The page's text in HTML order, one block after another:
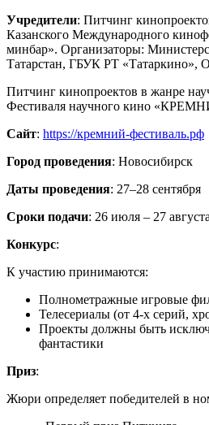
Учредители: Питчинг
Казанского Международного
минбар». Организаторы:
Татарстан, ГБУК РТ «Татаркино»,
Питчинг кинопроектов в жанре
Фестиваля научного кино
Сайт: https://кремний-фестиваль.рф
Город проведения: Новосибирск
Даты проведения: 27–28 сентября
Сроки подачи: 26 июля – 27 августа
Конкурс:
К участию принимаются:
Полнометражные игровые
Телесериалы (от 4-х серий,
Проекты должны быть
фантастики
Приз:
Жюри определяет победителей в